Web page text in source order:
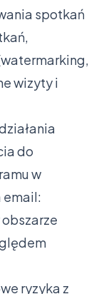
spotkań
wizyty i
do
w
email:
ryzyka z